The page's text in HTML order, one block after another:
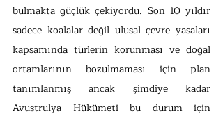
bulmakta güçlük çekiyordu. Son 10 yıldır
sadece koalalar değil ulusal çevre yasaları
kapsamında türlerin korunması ve doğal
ortamlarının bozulmaması için plan
tanımlanmış ancak şimdiye kadar
Avustrulya Hükümeti bu durum için